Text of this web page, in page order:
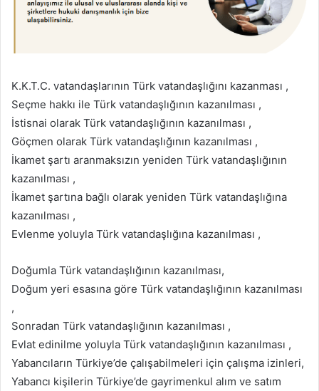
K.K.T.C. vatandaşlarının Türk vatandaşlığını kazanması ,
Seçme hakkı ile Türk vatandaşlığının kazanılması ,
İstisnai olarak Türk vatandaşlığının kazanılması ,
Göçmen olarak Türk vatandaşlığının kazanılması ,
İkamet şartı aranmaksızın yeniden Türk vatandaşlığının
kazanılması ,
İkamet şartına bağlı olarak yeniden Türk vatandaşlığına
kazanılması ,
Evlenme yoluyla Türk vatandaşlığına kazanılması ,
Doğumla Türk vatandaşlığının kazanılması,
Doğum yeri esasına göre Türk vatandaşlığının kazanılması
,
Sonradan Türk vatandaşlığının kazanılması ,
Evlat edinilme yoluyla Türk vatandaşlığının kazanılması ,
Yabancıların Türkiye’de çalışabilmeleri için çalışma izinleri,
Yabancı kişilerin Türkiye’de gayrimenkul alım ve satım